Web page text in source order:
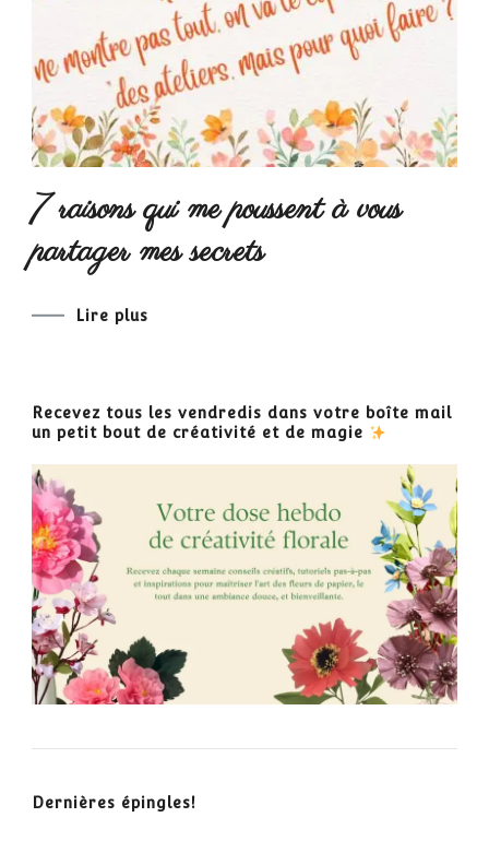
7 raisons qui me poussent à vous
partager mes secrets
Lire plus
Recevez tous les vendredis dans votre boîte mail
un petit bout de créativité et de magie
Dernières épingles!